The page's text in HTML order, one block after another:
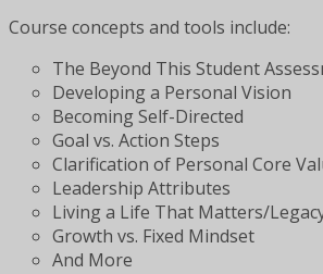
Course concepts and tools include:
The Beyond This Student
Developing a Personal Vision
Becoming Self-Directed
Goal vs. Action Steps
Clarification of Personal Core
Leadership Attributes
Living a Life That Matters/
Growth vs. Fixed Mindset
And More